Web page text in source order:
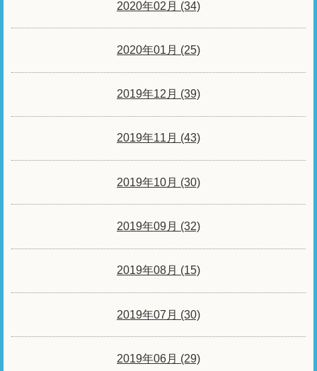
2020年02月 (34)
2020年01月 (25)
2019年12月 (39)
2019年11月 (43)
2019年10月 (30)
2019年09月 (32)
2019年08月 (15)
2019年07月 (30)
2019年06月 (29)